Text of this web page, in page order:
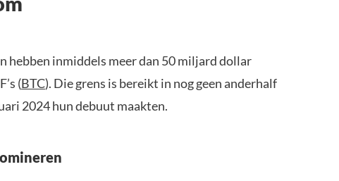
hebben inmiddels meer dan 50 miljard dollar
(BTC). Die grens is bereikt in nog geen anderhalf
2024 hun debuut maakten.